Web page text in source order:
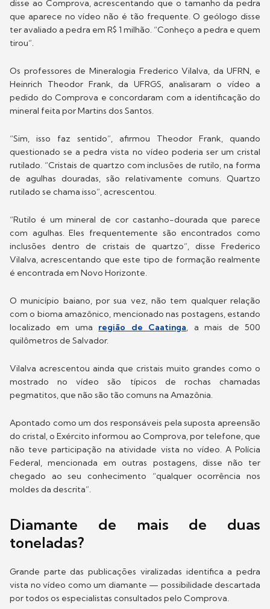
disse ao Comprova, acrescentando que o tamanho da pedra
que aparece no vídeo não é tão frequente. O geólogo disse
ter avaliado a pedra em R$ 1 milhão. “Conheço a pedra e quem
tirou”.
Os professores de Mineralogia Frederico Vilalva, da UFRN, e
Heinrich Theodor Frank, da UFRGS, analisaram o vídeo a
pedido do Comprova e concordaram com a identificação do
mineral feita por Martins dos Santos.
“Sim, isso faz sentido”, afirmou Theodor Frank, quando
questionado se a pedra vista no vídeo poderia ser um cristal
rutilado. “Cristais de quartzo com inclusões de rutilo, na forma
de agulhas douradas, são relativamente comuns. Quartzo
rutilado se chama isso”, acrescentou.
“Rutilo é um mineral de cor castanho-dourada que parece
com agulhas. Eles frequentemente são encontrados como
inclusões dentro de cristais de quartzo”, disse Frederico
Vilalva, acrescentando que este tipo de formação realmente
é encontrada em Novo Horizonte.
O município baiano, por sua vez, não tem qualquer relação
com o bioma amazônico, mencionado nas postagens, estando
localizado em uma região de Caatinga, a mais de 500
quilômetros de Salvador.
Vilalva acrescentou ainda que cristais muito grandes como o
mostrado no vídeo são típicos de rochas chamadas
pegmatitos, que não são tão comuns na Amazônia.
Apontado como um dos responsáveis pela suposta apreensão
do cristal, o Exército informou ao Comprova, por telefone, que
não teve participação na atividade vista no vídeo. A Polícia
Federal, mencionada em outras postagens, disse não ter
chegado ao seu conhecimento “qualquer ocorrência nos
moldes da descrita”.
Diamante de mais de duas
toneladas?
Grande parte das publicações viralizadas identifica a pedra
vista no vídeo como um diamante — possibilidade descartada
por todos os especialistas consultados pelo Comprova.